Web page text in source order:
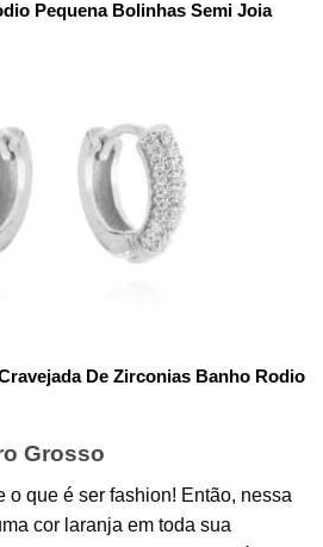
Pequena Bolinhas Semi Joia
De Zirconias Banho Rodio
Grosso
o que é ser fashion! Então, nessa
cor laranja em toda sua